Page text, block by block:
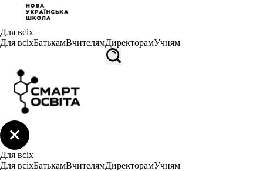
Для всіх
Для всіхБатькамВчителямДиректорамУчням
Для всіх
Для всіхБатькамВчителямДиректорамУчням